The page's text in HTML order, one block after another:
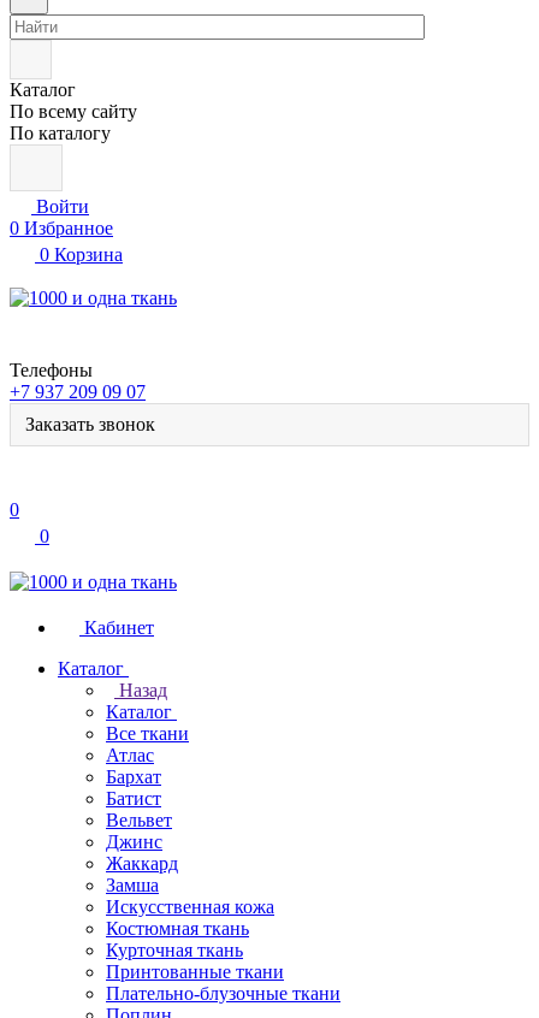
Каталог
По всему сайту
По каталогу
Войти
0 Избранное
0 Корзина
Телефоны
+7 937 209 09 07
Заказать звонок
0
0
Кабинет
Каталог
Назад
Каталог
Все ткани
Атлас
Бархат
Батист
Вельвет
Джинс
Жаккард
Замша
Искусственная кожа
Костюмная ткань
Курточная ткань
Принтованные ткани
Плательно-блузочные ткани